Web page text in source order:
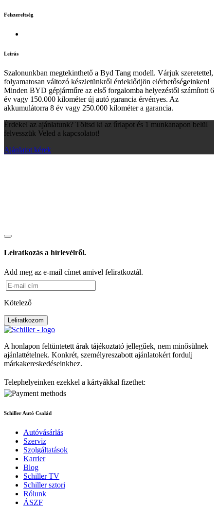
Felszereltség
Leírás
Szalonunkban megtekinthető a Byd Tang modell. Várjuk szeretettel,
folyamatosan változó készletünkről érdeklődjön elérhetőségeinken!
Minden BYD gépjárműre az első forgalomba helyezéstől számított 6
év vagy 150.000 kilométer új autó garancia érvényes. Az
akkumulátorra 8 év vagy 250.000 kilométer a garancia.
Érdekel az ajánlatunk? Töltsd ki az űrlapot és 1 munkanapon belül
felvesszük Veled a kapcsolatot!
Ajánlatot kérek
Leiratkozás a hírlevélről.
Add meg az e-mail címet amivel feliratkoztál.
Kötelező
Leliratkozom
A honlapon feltüntetett árak tájékoztató jellegűek, nem minősülnek
ajánlattételnek. Konkrét, személyreszabott ajánlatokért fordulj
márkakereskedéseinkhez.
Telephelyeinken ezekkel a kártyákkal fizethet:
Schiller Autó Család
Autóvásárlás
Szerviz
Szolgáltatások
Karrier
Blog
Schiller TV
Schiller sztori
Rólunk
ÁSZF